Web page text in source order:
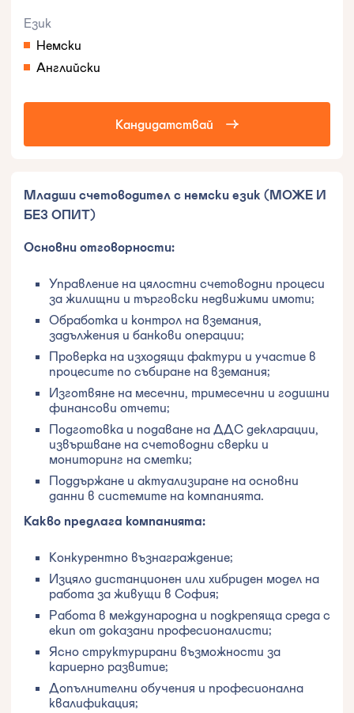
Език
Немски
Английски
Кандидатствай
Младши счетоводител с немски език (МОЖЕ И
БЕЗ ОПИТ)
Основни отговорности:
Управление на цялостни счетоводни процеси
за жилищни и търговски недвижими имоти;
Обработка и контрол на вземания,
задължения и банкови операции;
Проверка на изходящи фактури и участие в
процесите по събиране на вземания;
Изготвяне на месечни, тримесечни и годишни
финансови отчети;
Подготовка и подаване на ДДС декларации,
извършване на счетоводни сверки и
мониторинг на сметки;
Поддържане и актуализиране на основни
данни в системите на компанията.
Какво предлага компанията:
Конкурентно възнаграждение;
Изцяло дистанционен или хибриден модел на
работа за живущи в София;
Работа в международна и подкрепяща среда с
екип от доказани професионалисти;
Ясно структурирани възможности за
кариерно развитие;
Допълнителни обучения и професионална
квалификация;